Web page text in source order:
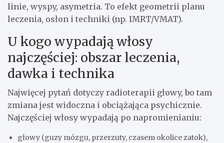
linie, wyspy, asymetria. To efekt geometrii planu
leczenia, osłon i techniki (np. IMRT/VMAT).
U kogo wypadają włosy
najczęściej: obszar leczenia,
dawka i technika
Najwięcej pytań dotyczy radioterapii głowy, bo tam
zmiana jest widoczna i obciążająca psychicznie.
Najczęściej włosy wypadają po napromienianiu:
głowy (guzy mózgu, przerzuty, czasem okolice zatok),